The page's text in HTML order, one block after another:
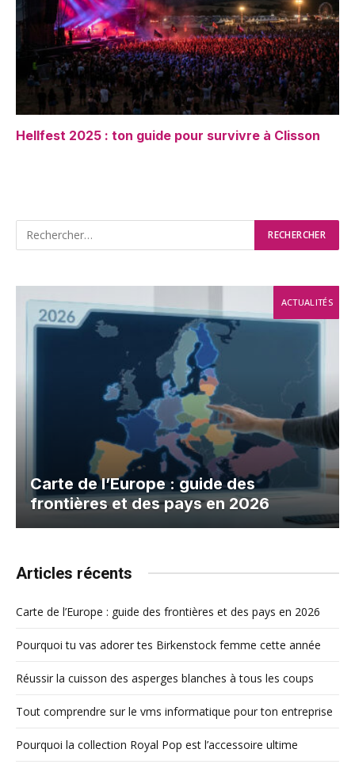
Hellfest 2025 : ton guide pour survivre à Clisson
ACTUALITÉS
Carte de l’Europe : guide des
frontières et des pays en 2026
Articles récents
Carte de l’Europe : guide des frontières et des pays en 2026
Pourquoi tu vas adorer tes Birkenstock femme cette année
Réussir la cuisson des asperges blanches à tous les coups
Tout comprendre sur le vms informatique pour ton entreprise
Pourquoi la collection Royal Pop est l’accessoire ultime